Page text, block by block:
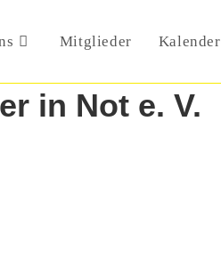
Mitglieder Kalender
in Not e. V.